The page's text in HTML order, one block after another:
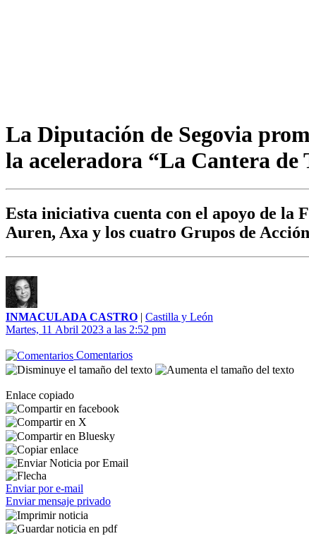
La Diputación de Segovia
la aceleradora “La Cantera de
Esta iniciativa cuenta con el apoyo de la
Auren, Axa y los cuatro Grupos de
INMACULADA CASTRO | Castilla y León
Martes, 11 Abril 2023 a las 2:52 pm
Comentarios
Enlace copiado
Enviar por e-mail
Enviar mensaje privado